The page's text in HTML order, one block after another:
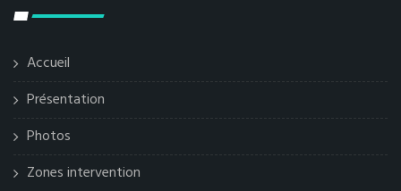
Accueil
Présentation
Photos
Zones intervention